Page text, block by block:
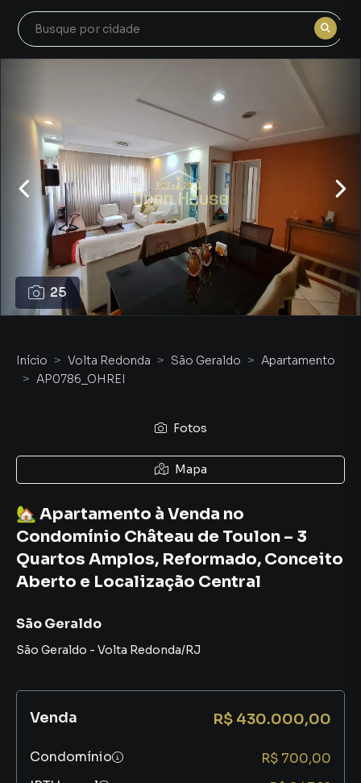
25
Início Volta Redonda São Geraldo
Apartamento
AP0786_OHREI
Fotos
Mapa
🏡 Apartamento à Venda no
Condomínio Château de Toulon – 3
Quartos Amplos, Reformado, Conceito
Aberto e Localização Central
São Geraldo
São Geraldo - Volta Redonda/RJ
Venda R$ 430.000,00
Condomínio
R$ 700,00